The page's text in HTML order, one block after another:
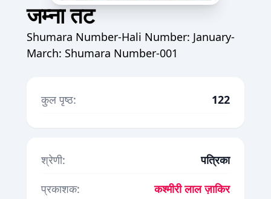
जम्ना तट
Shumara Number-Hali Number: January-
March: Shumara Number-001
कुल पृष्ठ: 122
श्रेणी:
पत्रिका
प्रकाशक:
कश्मीरी लाल ज़ाकिर